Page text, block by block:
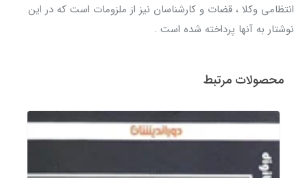
انتظامی وکلا ، قضات و کارشناسان نیز از ملزومات است که در این
نوشتار به آنها پرداخته شده است .
محصولات مرتبط